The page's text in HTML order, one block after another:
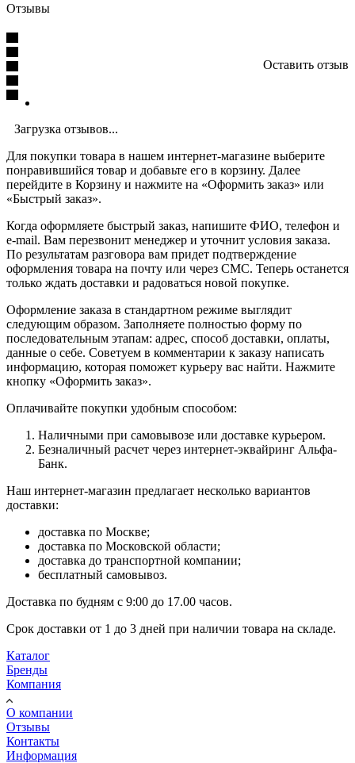
Отзывы
Оставить отзыв
Загрузка отзывов...
Для покупки товара в нашем интернет-магазине выберите
понравившийся товар и добавьте его в корзину. Далее
перейдите в Корзину и нажмите на «Оформить заказ» или
«Быстрый заказ».
Когда оформляете быстрый заказ, напишите ФИО, телефон и
e-mail. Вам перезвонит менеджер и уточнит условия заказа.
По результатам разговора вам придет подтверждение
оформления товара на почту или через СМС. Теперь останется
только ждать доставки и радоваться новой покупке.
Оформление заказа в стандартном режиме выглядит
следующим образом. Заполняете полностью форму по
последовательным этапам: адрес, способ доставки, оплаты,
данные о себе. Советуем в комментарии к заказу написать
информацию, которая поможет курьеру вас найти. Нажмите
кнопку «Оформить заказ».
Оплачивайте покупки удобным способом:
Наличными при самовывозе или доставке курьером.
Безналичный расчет через интернет-эквайринг Альфа-
Банк.
Наш интернет-магазин предлагает несколько вариантов
доставки:
доставка по Москве;
доставка по Московской области;
доставка до транспортной компании;
бесплатный самовывоз.
Доставка по будням с 9:00 до 17.00 часов.
Срок доставки от 1 до 3 дней при наличии товара на складе.
Каталог
Бренды
Компания
О компании
Отзывы
Контакты
Информация